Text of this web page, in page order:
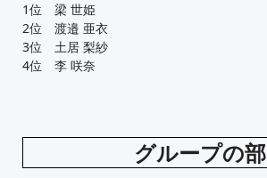
1位 梁 世姫
2位 渡邉 亜衣
3位 土居 梨紗
4位 李 咲奈
グループの部